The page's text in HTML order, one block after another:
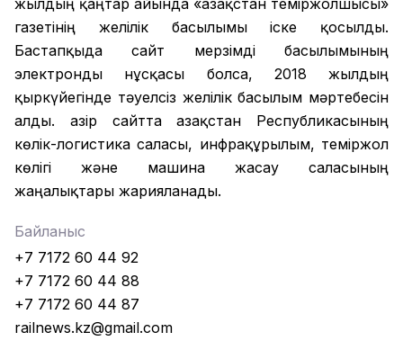
жылдың қаңтар айында «Қазақстан теміржолшысы»
газетінің желілік басылымы іске қосылды.
Бастапқыда сайт мерзімді басылымының
электронды нұсқасы болса, 2018 жылдың
қыркүйегінде тәуелсіз желілік басылым мәртебесін
алды. Қазір сайтта Қазақстан Республикасының
көлік-логистика саласы, инфрақұрылым, теміржол
көлігі және машина жасау саласының
жаңалықтары жарияланады.
Байланыс
+7 7172 60 44 92
+7 7172 60 44 88
+7 7172 60 44 87
railnews.kz@gmail.com